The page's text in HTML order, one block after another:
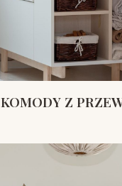
KOMODY Z